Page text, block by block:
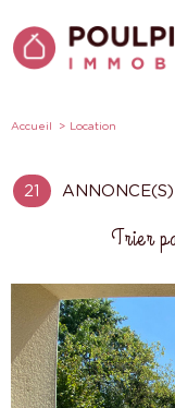
Accueil Location
21
Trier